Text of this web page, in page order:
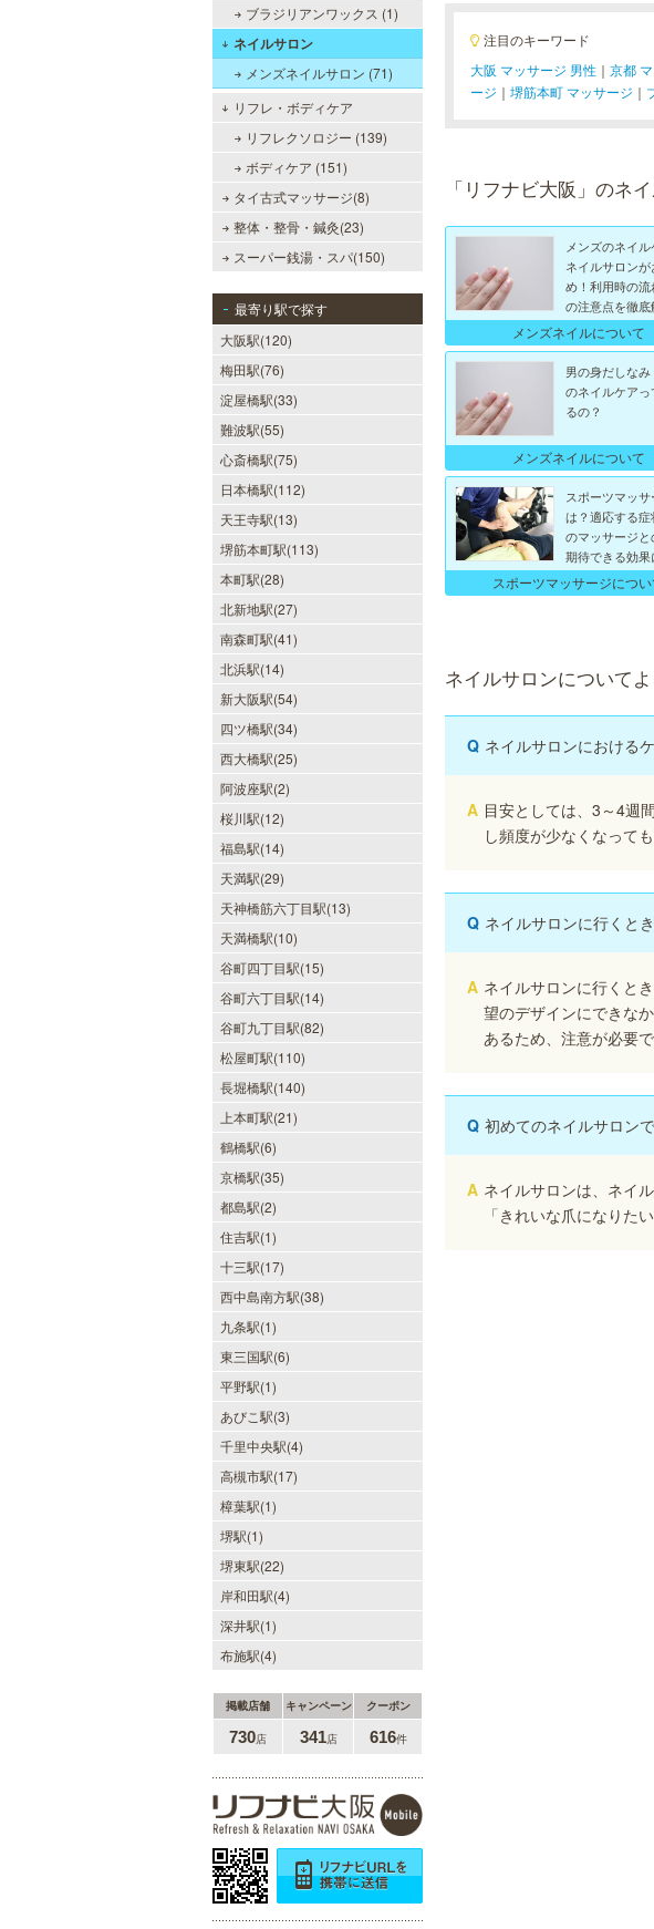
ブラジリアンワックス (1)
ネイルサロン
メンズネイルサロン (71)
リフレ・ボディケア
リフレクソロジー (139)
ボディケア (151)
タイ古式マッサージ(8)
整体・整骨・鍼灸(23)
スーパー銭湯・スパ(150)
最寄り駅で探す
大阪駅(120)
梅田駅(76)
淀屋橋駅(33)
難波駅(55)
心斎橋駅(75)
日本橋駅(112)
天王寺駅(13)
堺筋本町駅(113)
本町駅(28)
北新地駅(27)
南森町駅(41)
北浜駅(14)
新大阪駅(54)
四ツ橋駅(34)
西大橋駅(25)
阿波座駅(2)
桜川駅(12)
福島駅(14)
天満駅(29)
天神橋筋六丁目駅(13)
天満橋駅(10)
谷町四丁目駅(15)
谷町六丁目駅(14)
谷町九丁目駅(82)
松屋町駅(110)
長堀橋駅(140)
上本町駅(21)
鶴橋駅(6)
京橋駅(35)
都島駅(2)
住吉駅(1)
十三駅(17)
西中島南方駅(38)
九条駅(1)
東三国駅(6)
平野駅(1)
あびこ駅(3)
千里中央駅(4)
高槻市駅(17)
樟葉駅(1)
堺駅(1)
堺東駅(22)
岸和田駅(4)
深井駅(1)
布施駅(4)
掲載店舗 キャンペーン クーポン
730店 341店 616件
僕のママスパ
癒しのお部屋で優しいママが、僕を
お待ちしています。実家に帰ったよ
うにくつろいで、暖かな母の愛に包
まれて下さい。心身ともの安らぎと
LA BELLA 日本橋・堺筋本
町・谷町ルーム（ラベーラ）
に味わってくださいませ。またプラ
イベートルームにお越し頂くのが難
しい方でも出張での対応もしており
ますので何なりとお申し付けくださ
ミセス・ムーンR 大阪店
優しさと気遣いを忘れない…。大人
約束致します。
当たりSPA 日本橋店
注目のキーワード
大阪 マッサージ 男性 ｜ 京都
ージ ｜ 堺筋本町 マッサージ ｜
「リフナビ大阪」のネ
メンズのネイ
ネイルサロン
め！利用時の流
の注意点を徹底
メンズネイルについて
男の身だしな
のネイルケア
るの？
メンズネイルについて
スポーツマッサ
は？適応する症
のマッサージと
期待できる効果
スポーツマッサージについ
ネイルサロンについて
Q ネイルサロンにおける
A 目安としては、3～4週
し頻度が少なくなって
Q ネイルサロンに行くと
A ネイルサロンに行くと
望のデザインにできな
あるため、注意が必要で
Q 初めてのネイルサロン
A ネイルサロンは、ネイ
「きれいな爪になりた